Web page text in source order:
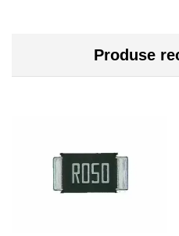
Produse